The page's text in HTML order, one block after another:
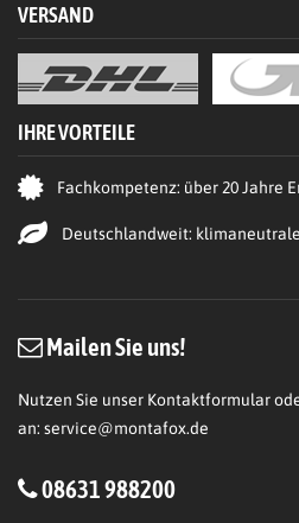
VERSAND
IHRE VORTEILE
Fachkompetenz: über 20 Jahre
Deutschlandweit:
Mailen Sie uns!
Nutzen Sie unser Kontaktformular
an: service@montafox.de
08631 988200